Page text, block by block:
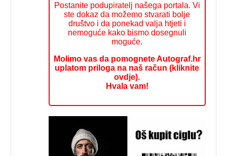
Postanite podupiratelj našega portala. Vi
ste dokaz da možemo stvarati bolje
društvo i da ponekad valja htjeti i
nemoguće kako bismo dosegnuli
moguće.
Molimo vas da pomognete Autograf.hr
uplatom priloga na naš račun (kliknite
ovdje).
Hvala vam!